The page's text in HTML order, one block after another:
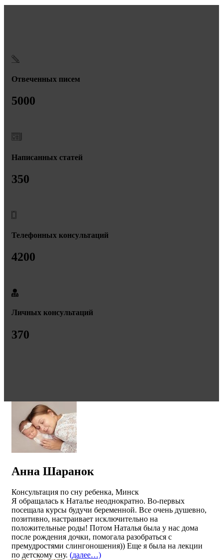
Отвеченных писем
5000
Написанных статей
350
Телефонных консультаций
4200
Личных консультаций
370
Анна Шаранок
Консультация по сну ребенка, Минск
Я обращалась к Наталье неоднократно. Во-первых
посещала курсы будучи беременной. Все очень душевно,
позитивно, настраивает исключительно на
положительные роды! Потом Наталья была у нас дома
после рождения дочки, помогала разобраться с
премудростями слингоношения)) Еще я была на лекции
по детскому сну. (далее…)